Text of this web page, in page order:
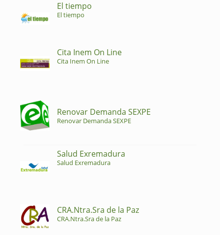
El tiempo
El tiempo
Cita Inem On Line
Cita Inem On Line
Renovar Demanda SEXPE
Renovar Demanda SEXPE
Salud Exremadura
Salud Exremadura
CRA.Ntra.Sra de la Paz
CRA.Ntra.Sra de la Paz